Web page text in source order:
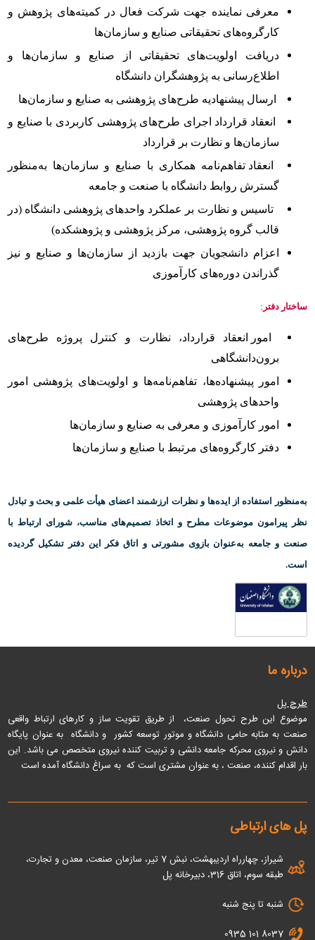
معرفی نماینده جهت شرکت فعال در کمیته‌های پژوهش و
کارگروه‌های تحقیقاتی صنایع و سازمان‌ها
دریافت اولویت‌های تحقیقاتی از صنایع و سازمان‌ها و
اطلاع‌رسانی به پژوهشگران دانشگاه
ارسال پیشنهادیه طرح‌های پژوهشی به صنایع و سازمان‌ها
انعقاد قرارداد اجرای طرح‌های پژوهشی کاربردی با صنایع و
سازمان‌ها و نظارت بر قرارداد
انعقاد تفاهم‌نامه همکاری با صنایع و سازمان‌ها به‌منظور
گسترش روابط دانشگاه با صنعت و جامعه
تاسیس و نظارت بر عملکرد واحدهای پژوهشی دانشگاه (در
قالب گروه پژوهشی، مرکز پژوهشی و پژوهشکده)
اعزام دانشجویان جهت بازدید از سازمان‌ها و صنایع و نیز
گذراندن دوره‌های کارآموزی
ساختار دفتر :
امور انعقاد قرارداد، نظارت و کنترل پروژه طرح‌های
برون‌دانشگاهی
امور پیشنهاده‌ها، تفاهم‌نامه‌ها و اولویت‌های پژوهشی امور
واحدهای پژوهشی
امور کارآموزی و معرفی به صنایع و سازمان‌ها
دفتر کارگروه‌های مرتبط با صنایع و سازمان‌ها
به‌منظور استفاده از ایده‌ها و نظرات ارزشمند اعضای هیأت علمی و بحث و تبادل
نظر پیرامون موضوعات مطرح و اتخاذ تصمیم‌های مناسب، شورای ارتباط با
صنعت و جامعه به‌عنوان بازوی مشورتی و اتاق فکر این دفتر تشکیل گردیده
است.
درباره ما
طرح پل
موضوع این طرح تحول صنعت، از طریق تقویت ساز و کارهای ارتباط واقعی
صنعت به مثابه حامی دانشگاه و موتور توسعه کشور و دانشگاه به عنوان پایگاه
دانش و نیروی محرکه جامعه دانشی و تربیت کننده نیروی متخصص می باشد. این
بار اقدام کننده، صنعت ، به عنوان مشتری است که به سراغ دانشگاه آمده است
پل های ارتباطی
شیراز، چهارراه اردیبهشت، نبش 7 تیر، سازمان صنعت، معدن و تجارت،
طبقه سوم، اتاق 316، دبیرخانه پل
شنبه تا پنج شنبه
0935 101 8037